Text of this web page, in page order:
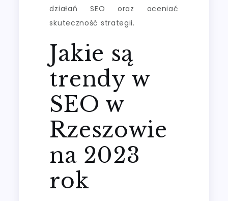
działań SEO oraz oceniać
skuteczność strategii.
Jakie są
trendy w
SEO w
Rzeszowie
na 2023
rok